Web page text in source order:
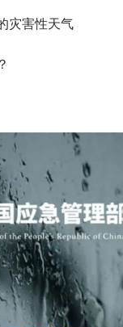
灾害性天气